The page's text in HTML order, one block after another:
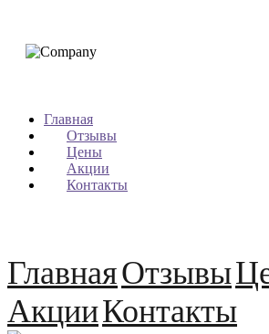
Главная
Отзывы
Цены
Акции
Контакты
ГлавнаяОтзывы
АкцииКонтакты